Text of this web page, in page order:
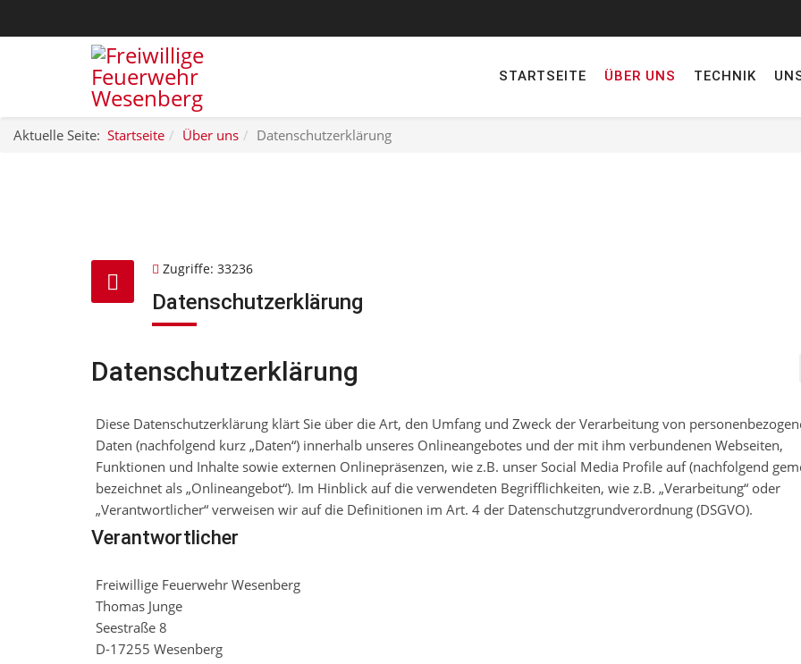
STARTSEITE ÜBER UNS TECHNIK
Aktuelle Seite: Startseite Über uns Datenschutzerklärung
Zugriffe: 33236
Datenschutzerklärung
Datenschutzerklärung
Diese Datenschutzerklärung klärt Sie über die Art, den Umfang und Zweck der Verarbeitung von
Daten (nachfolgend kurz „Daten“) innerhalb unseres Onlineangebotes und der mit ihm verbundenen Webseiten,
Funktionen und Inhalte sowie externen Onlinepräsenzen, wie z.B. unser Social Media Profile auf (nachfolgend
bezeichnet als „Onlineangebot“). Im Hinblick auf die verwendeten Begrifflichkeiten, wie z.B. „Verarbeitung“ oder
„Verantwortlicher“ verweisen wir auf die Definitionen im Art. 4 der Datenschutzgrundverordnung (DSGVO).
Verantwortlicher
Freiwillige Feuerwehr Wesenberg
Thomas Junge
Seestraße 8
D-17255 Wesenberg